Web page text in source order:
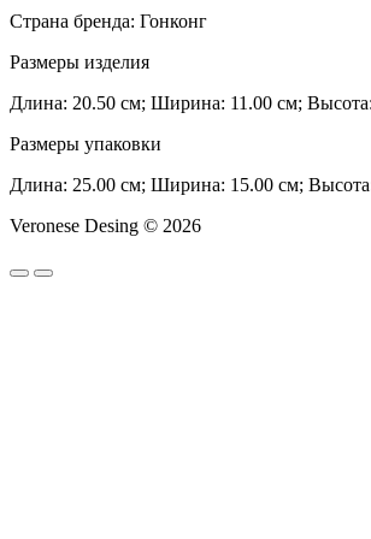
Страна бренда: Гонконг
Размеры изделия
Длина: 20.50 см; Ширина: 11.00 см;
Размеры упаковки
Длина: 25.00 см; Ширина: 15.00 см;
Veronese Desing © 2026